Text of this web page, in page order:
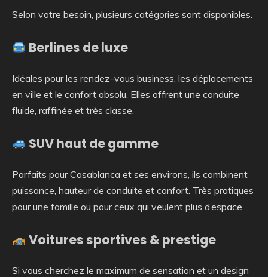
Selon votre besoin, plusieurs catégories sont disponibles.
Berlines de luxe
Idéales pour les rendez-vous business, les déplacements
en ville et le confort absolu. Elles offrent une conduite
fluide, raffinée et très classe.
SUV haut de gamme
Parfaits pour Casablanca et ses environs, ils combinent
puissance, hauteur de conduite et confort. Très pratiques
pour une famille ou pour ceux qui veulent plus d’espace.
Voitures sportives & prestige
Si vous cherchez le maximum de sensation et un design